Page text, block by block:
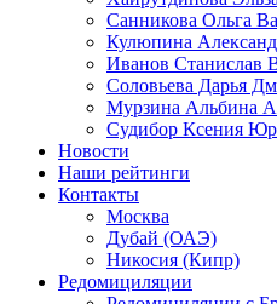
Санникова Ольга
Кулюпина
Иванов Станислав
Соловьева Дарья
Мурзина Альбина
Судибор Ксения
Новости
Наши рейтинги
Контакты
Москва
Дубай (ОАЭ)
Никосия (Кипр)
Редомициляции